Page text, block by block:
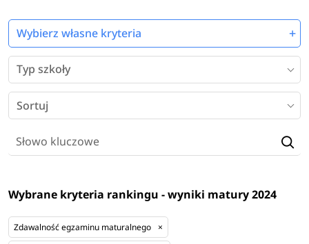
Wybierz własne kryteria
Typ szkoły
Sortuj
Wybrane kryteria rankingu - wyniki matury 2024
Zdawalność egzaminu maturalnego ×